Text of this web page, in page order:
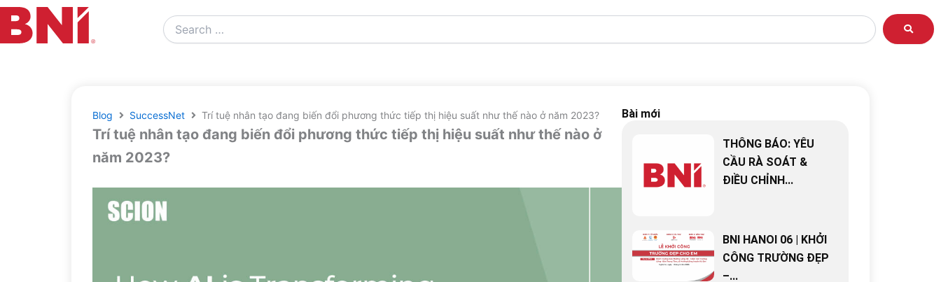
Search
…
Blog SuccessNet Trí tuệ nhân tạo đang biến đổi phương thức tiếp thị hiệu suất như thế nào ở năm 2023?
Trí tuệ nhân tạo đang biến đổi phương thức tiếp thị hiệu suất như thế nào ở
năm 2023?
Bài mới
THÔNG BÁO: YÊU
CẦU RÀ SOÁT &
ĐIỀU CHỈNH...
BNI HANOI 06 | KHỞI
CÔNG TRƯỜNG ĐẸP
–...